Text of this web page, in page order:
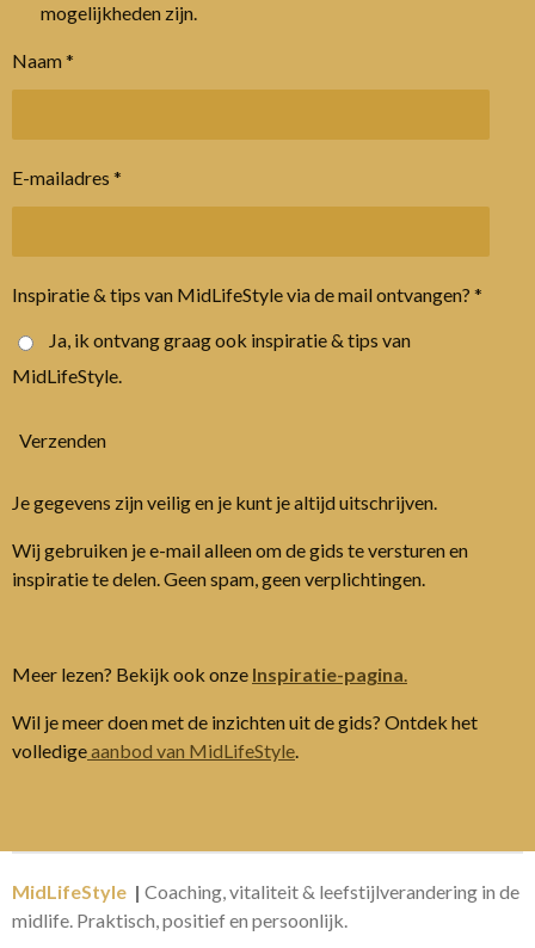
mogelijkheden zijn.
Naam *
E-mailadres *
Inspiratie & tips van MidLifeStyle via de mail ontvangen? *
Ja, ik ontvang graag ook inspiratie & tips van
MidLifeStyle.
Verzenden
Je gegevens zijn veilig en je kunt je altijd uitschrijven.
Wij gebruiken je e-mail alleen om de gids te versturen en
inspiratie te delen. Geen spam, geen verplichtingen.
Meer lezen? Bekijk ook onze Inspiratie-pagina.
Wil je meer doen met de inzichten uit de gids? Ontdek het
volledigeaanbod van MidLifeStyle.
MidLifeStyle | Coaching, vitaliteit & leefstijlverandering in de
midlife. Praktisch, positief en persoonlijk.